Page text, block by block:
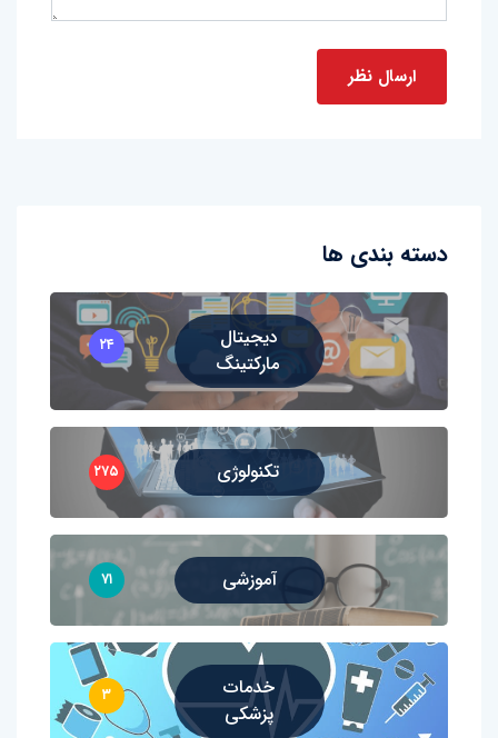
دسته بندی ها
دیجیتال
مارکتینگ
۲۴
تکنولوژی ۲۷۵
آموزشی ۷۱
خدمات
پزشکی
۳